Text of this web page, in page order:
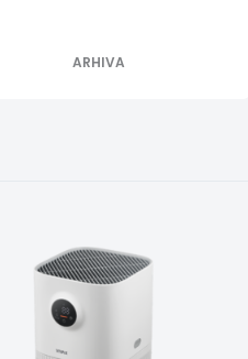
ARHIVA